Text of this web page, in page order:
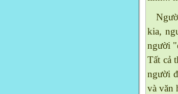
kia,
người
Tất cả
người
và văn